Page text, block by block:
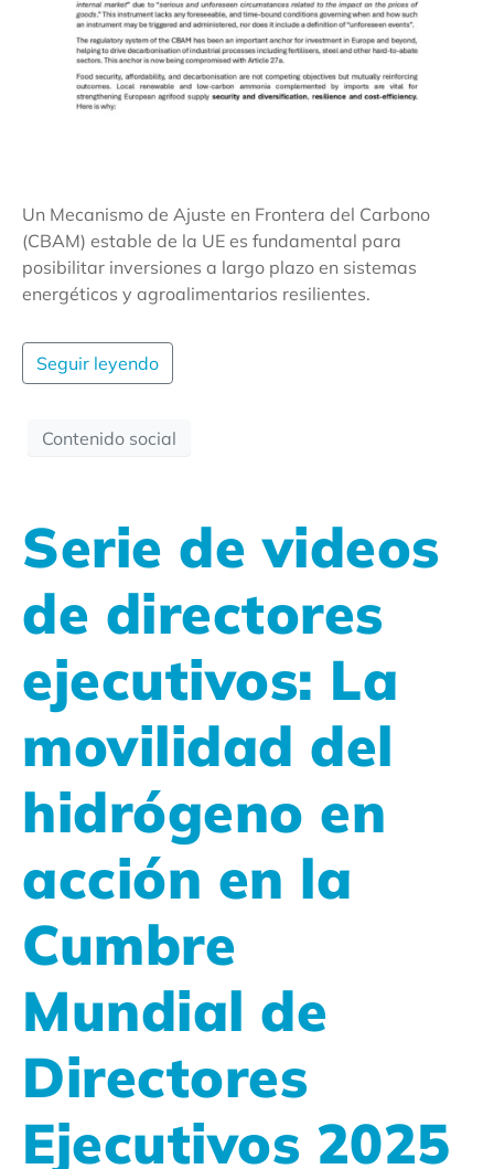
Un Mecanismo de Ajuste en Frontera del Carbono
(CBAM) estable de la UE es fundamental para
posibilitar inversiones a largo plazo en sistemas
energéticos y agroalimentarios resilientes.
Seguir leyendo
Contenido social
Serie de videos
de directores
ejecutivos: La
movilidad del
hidrógeno en
acción en la
Cumbre
Mundial de
Directores
Ejecutivos 2025